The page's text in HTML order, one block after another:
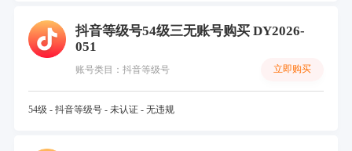
抖音等级号54级三无账号购买 DY2026-
051
账号类目：抖音等级号 立即购买
54级 - 抖音等级号 - 未认证 - 无违规